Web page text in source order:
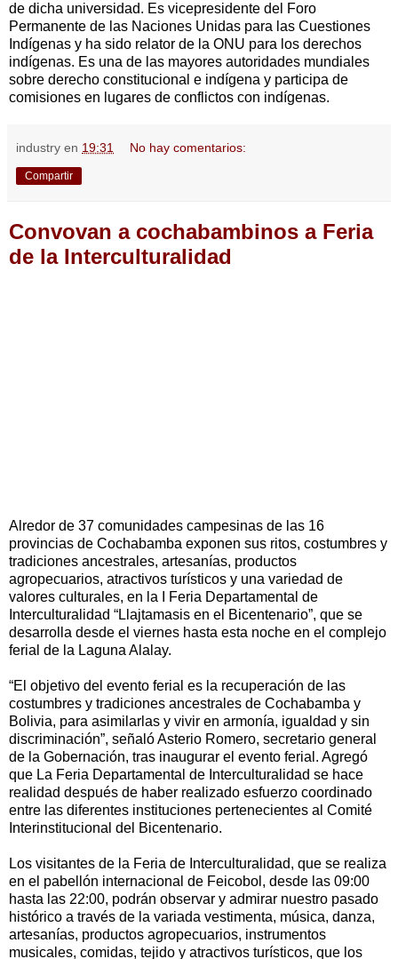
de dicha universidad. Es vicepresidente del Foro
Permanente de las Naciones Unidas para las Cuestiones
Indígenas y ha sido relator de la ONU para los derechos
indígenas. Es una de las mayores autoridades mundiales
sobre derecho constitucional e indígena y participa de
comisiones en lugares de conflictos con indígenas.
industry en 19:31 No hay comentarios:
Compartir
Convovan a cochabambinos a Feria
de la Interculturalidad
Alredor de 37 comunidades campesinas de las 16
provincias de Cochabamba exponen sus ritos, costumbres y
tradiciones ancestrales, artesanías, productos
agropecuarios, atractivos turísticos y una variedad de
valores culturales, en la I Feria Departamental de
Interculturalidad “Llajtamasis en el Bicentenario”, que se
desarrolla desde el viernes hasta esta noche en el complejo
ferial de la Laguna Alalay.
“El objetivo del evento ferial es la recuperación de las
costumbres y tradiciones ancestrales de Cochabamba y
Bolivia, para asimilarlas y vivir en armonía, igualdad y sin
discriminación”, señaló Asterio Romero, secretario general
de la Gobernación, tras inaugurar el evento ferial. Agregó
que La Feria Departamental de Interculturalidad se hace
realidad después de haber realizado esfuerzo coordinado
entre las diferentes instituciones pertenecientes al Comité
Interinstitucional del Bicentenario.
Los visitantes de la Feria de Interculturalidad, que se realiza
en el pabellón internacional de Feicobol, desde las 09:00
hasta las 22:00, podrán observar y admirar nuestro pasado
histórico a través de la variada vestimenta, música, danza,
artesanías, productos agropecuarios, instrumentos
musicales, comidas, tejido y atractivos turísticos, que los